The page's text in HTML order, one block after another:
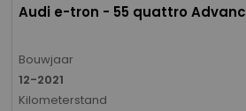
Audi e-tron - 55 quattro
Bouwjaar
12-2021
Kilometerstand